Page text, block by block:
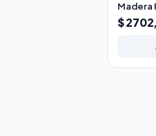
Madera
$